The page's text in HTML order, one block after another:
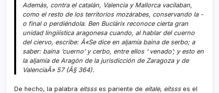
Además, contra el catalán, Valencia y Mallorca vacilaban,
como el resto de los territorios mozárabes, conservando la -
o final o perdiéndola. Ben Buclárix reconoce cierta gran
unidad lingiií­stica aragonesa cuando, al hablar del cuerno
del ciervo, escribe: Â«Se dice en aljamí­a baina de serbo; a
saber: baina ‘cuerno’ y cerbo, entre ellos ‘ venado’; y esto en
la aljamí­a de Aragón de la jurisdicción de Zaragoza y de
ValenciaÂ» 57 (Â§ 364).
De hecho, la palabra eitssses pariente de eitale, eitssses el